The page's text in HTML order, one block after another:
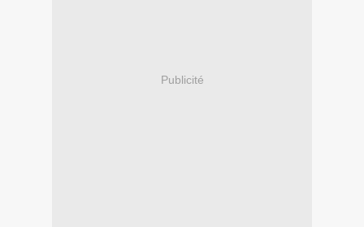
Publicité